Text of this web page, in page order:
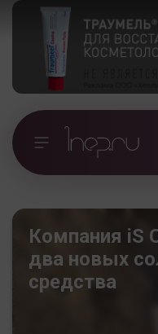
Компания iS
два новых
средства